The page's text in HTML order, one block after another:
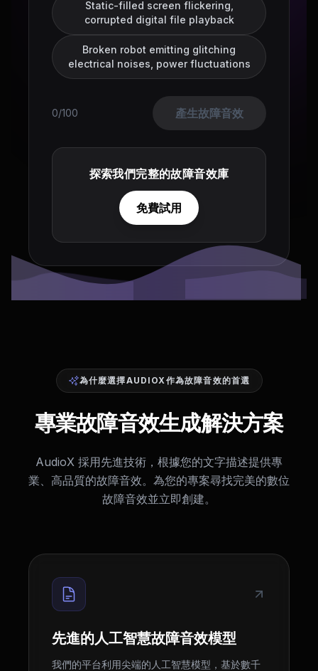
Static-filled screen flickering,
corrupted digital file playback
Broken robot emitting glitching
electrical noises, power fluctuations
0/100 產生故障音效
探索我們完整的故障音效庫
免費試用
為什麼選擇AUDIOX作為故障音效的首選
專業故障音效生成解決方案
AudioX 採用先進技術，根據您的文字描述提供專
業、高品質的故障音效。為您的專案尋找完美的數位
故障音效並立即創建。
先進的人工智慧故障音效模型
我們的平台利用尖端的人工智慧模型，基於數千